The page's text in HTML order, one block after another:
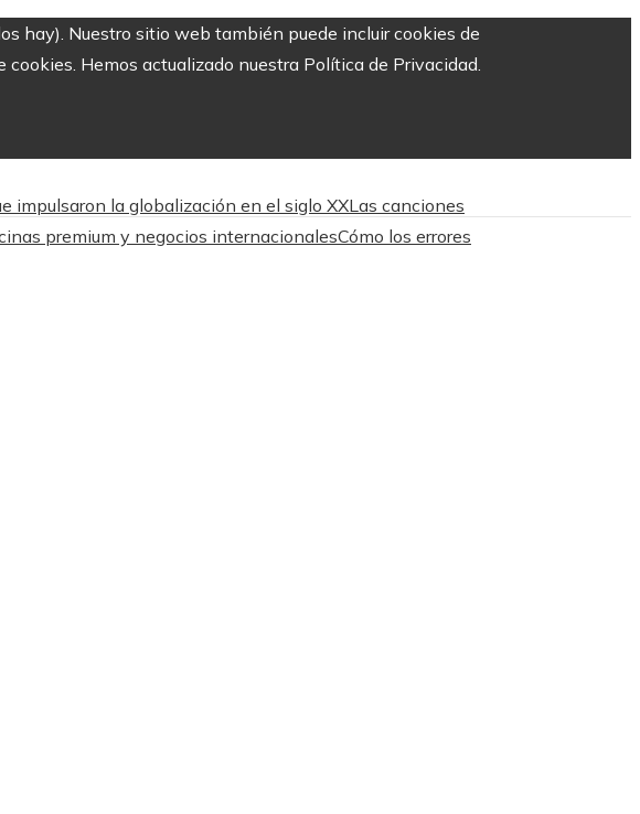
hay). Nuestro sitio web también puede incluir cookies de
Hemos actualizado nuestra Política de Privacidad.
impulsaron la globalización en el siglo XXLas canciones
premium y negocios internacionalesCómo los errores